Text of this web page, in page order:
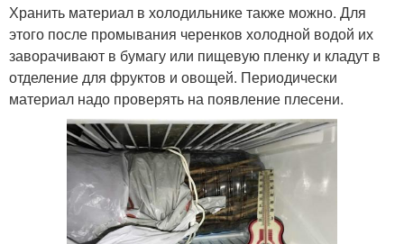
Хранить материал в холодильнике также можно. Для
этого после промывания черенков холодной водой их
заворачивают в бумагу или пищевую пленку и кладут в
отделение для фруктов и овощей. Периодически
материал надо проверять на появление плесени.